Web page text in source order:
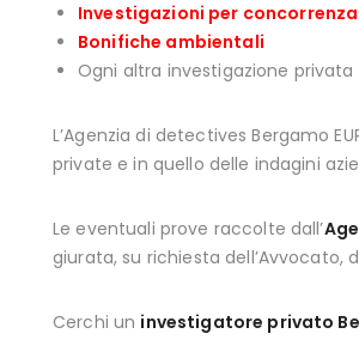
Investigazioni per
Bonifiche ambientali
Ogni altra investigazione
L’Agenzia di detectives Bergamo
private e in quello delle indagini
Le eventuali prove raccolte dall’
giurata, su richiesta
Cerchi un investigatore privato